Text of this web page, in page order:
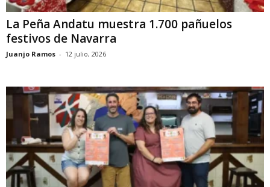
La Peña Andatu muestra 1.700 pañuelos
festivos de Navarra
Juanjo Ramos - 12 julio, 2026